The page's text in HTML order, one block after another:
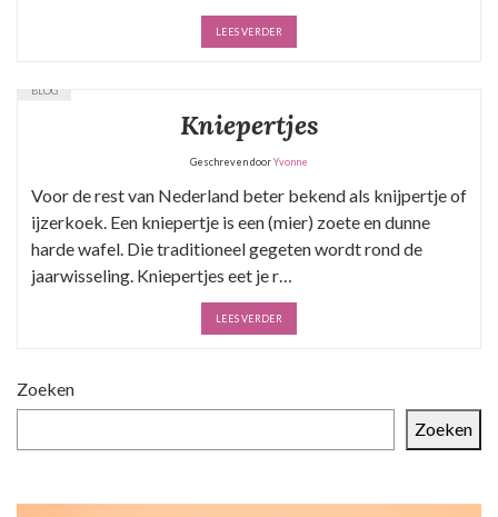
LEES VERDER
BLOG
Kniepertjes
Geschreven doorYvonne
Voor de rest van Nederland beter bekend als knijpertje of
ijzerkoek. Een kniepertje is een (mier) zoete en dunne
harde wafel. Die traditioneel gegeten wordt rond de
jaarwisseling. Kniepertjes eet je r…
LEES VERDER
Zoeken
Zoeken